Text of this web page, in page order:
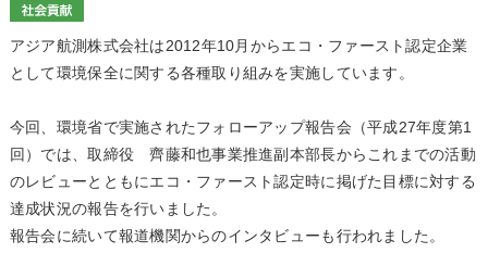
アジア航測株式会社は2012年10月からエコ・ファースト認定企業
として環境保全に関する各種取り組みを実施しています。
今回、環境省で実施されたフォローアップ報告会（平成27年度第1
回）では、取締役 齊藤和也事業推進副本部長からこれまでの活動
のレビューとともにエコ・ファースト認定時に掲げた目標に対する
達成状況の報告を行いました。
報告会に続いて報道機関からのインタビューも行われました。